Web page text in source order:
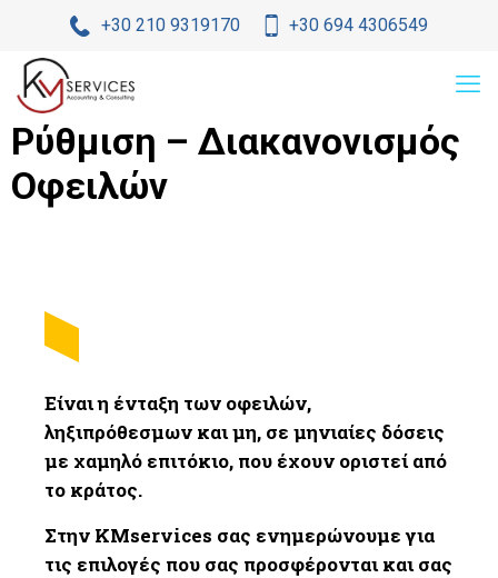
+30 210 9319170 +30 694 4306549
Ρύθμιση – Διακανονισμός
Οφειλών
Είναι η ένταξη των οφειλών,
ληξιπρόθεσμων και μη, σε μηνιαίες δόσεις
με χαμηλό επιτόκιο, που έχουν οριστεί από
το κράτος.
Στην KMservices σας ενημερώνουμε για
τις επιλογές που σας προσφέρονται και σας